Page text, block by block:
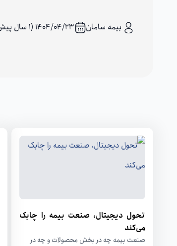
بیمه سامان ۱۴۰۴/۰۴/۲۳ (1 سال پیش)
تحول دیجیتال، صنعت بیمه را چابک
می‌کند
صنعت بیمه چه در بخش محصولات و چه در